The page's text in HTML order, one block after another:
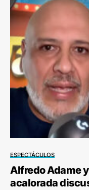
ESPECTÁCULOS
Alfredo Adame
acalorada